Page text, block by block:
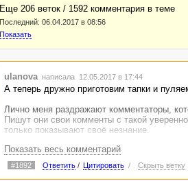
Еще 206 веток / 1592 комментария в темe
Последний: 06.04.2017 в 08:56
Показать
ulanova написала 12.05.2017 в 17:44
А теперь дружно приготовим тапки и
Лично меня раздражают комментаторы,
Пишут они свои комменты с такой
только показывают своё незнание.
"Вы, автор, разберитесь, такого же не
то)!" Или: "Так ведь фильм на похожую
Если там, где что-то подобное было
Показать весь комментарий
#1892 Ответить/ Цитировать / Скрыть ветку